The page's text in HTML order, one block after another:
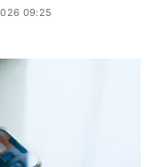
09:25